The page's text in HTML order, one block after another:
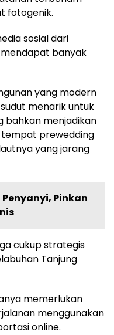
fotogenik.
sosial dari
banyak
yang modern
menarik untuk
bahkan menjadikan
tempat prewedding
yang jarang
Pinkan
cukup strategis
Tanjung
memerlukan
menggunakan
online.